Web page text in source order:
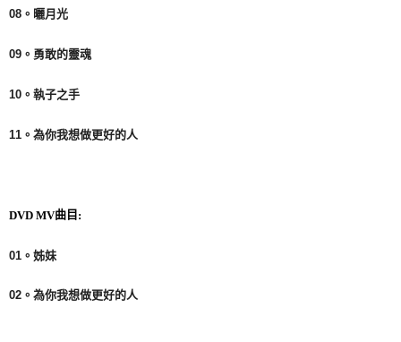
08 。曬月光
09 。勇敢的靈魂
10 。執子之手
11 。為你我想做更好的人
DVD MV曲目:
01 。姊妹
02 。為你我想做更好的人